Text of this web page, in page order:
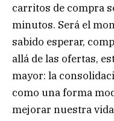
carritos de compra
minutos. Será el
sabido esperar,
allá de las ofertas,
mayor: la
como una forma
mejorar nuestra